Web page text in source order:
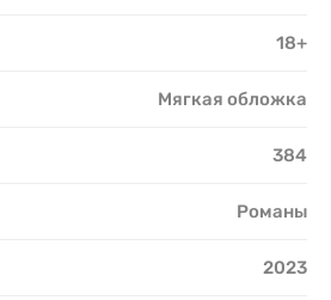
18+
Мягкая обложка
384
Романы
2023